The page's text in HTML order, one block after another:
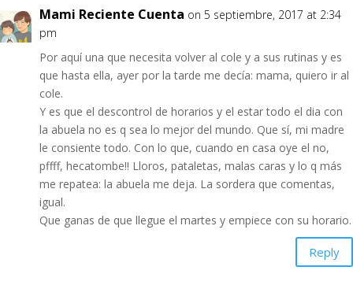
Mami Reciente Cuenta on 5 septiembre, 2017 at 2:34
pm
Por aquí una que necesita volver al cole y a sus rutinas y es
que hasta ella, ayer por la tarde me decía: mama, quiero ir al
cole.
Y es que el descontrol de horarios y el estar todo el dia con
la abuela no es q sea lo mejor del mundo. Que sí, mi madre
le consiente todo. Con lo que, cuando en casa oye el no,
pffff, hecatombe!! Lloros, pataletas, malas caras y lo q más
me repatea: la abuela me deja. La sordera que comentas,
igual.
Que ganas de que llegue el martes y empiece con su horario.
Reply